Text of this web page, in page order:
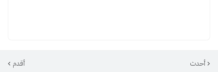
أحدث أقدم